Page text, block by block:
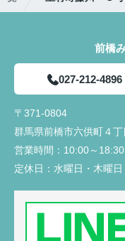
前橋
027-212-4896
〒371-0804
群馬県前橋市六供町４
営業時間： 10:00～18:30
定休日： 水曜日・木曜日